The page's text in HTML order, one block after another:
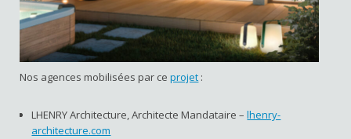
Nos agences mobilisées par ceprojet :
LHENRY Architecture, Architecte Mandataire –lhenry-
architecture.com